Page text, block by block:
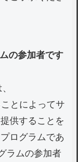
の参加者です
とによってサ
供することを
ログラムであ
ラムの参加者